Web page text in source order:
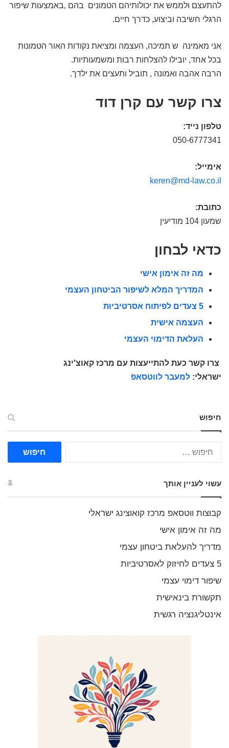
להתעצם ולממש את יכולותיהם הטמונים בהם ,באמצעות שיפור
הרגלי חשיבה וביצוע, כדרך חיים.
אני מאמינה ש תמיכה, העצמה ומציאת נקודות האור הטמונות
בכל אחד, יובילו להצלחות רבות ומשמעותיות.
הרבה אהבה ואמונה , תוביל ותעצים את ילדך.
צרו קשר עם קרן דוד
טלפון נייד:
050-6777341
אימייל:
keren@md-law.co.il
כתובת:
שמעון 104 מודיעין
כדאי לבחון
מה זה אימון אישי
המדריך המלא לשיפור הביטחון העצמי
5 צעדים לפיתוח אסרטיביות
העצמה אישית
העלאת הדימוי העצמי
צרו קשר כעת להתייעצות עם מרכז קאוצ'ינג
ישראלי: למעבר לווטסאפ
חיפוש
עשוי לעניין אותך
קבוצות ווטסאפ מרכז קואוצינג ישראלי
מה זה אימון אישי
מדריך להעלאת ביטחון עצמי
5 צעדים לחיזוק לאסרטיביות
שיפור דימוי עצמי
תקשורת בינאישית
אינטליגנציה רגשית